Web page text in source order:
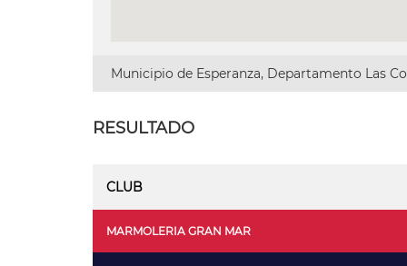
Municipio de Esperanza, Departamento Las
RESULTADO
CLUB
MARMOLERIA GRAN MAR